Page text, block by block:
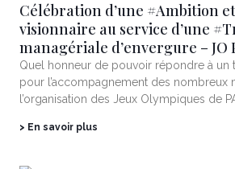
Célébration d’une #Ambition
visionnaire au service d’une
managériale d’envergure – JO
Quel honneur de pouvoir répondre à un
pour l’accompagnement des nombreux
l’organisation des Jeux Olympiques de
> En savoir plus